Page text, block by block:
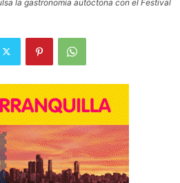
la gastronomía autóctona con el Festival